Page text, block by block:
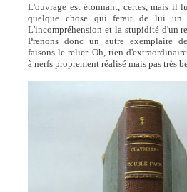
L'ouvrage est étonnant, certes, mais il
quelque chose qui ferait de lui un
L'incompréhension et la stupidité d'un
Prenons donc un autre exemplaire
faisons-le relier. Oh, rien
à nerfs proprement réalisé mais pas très